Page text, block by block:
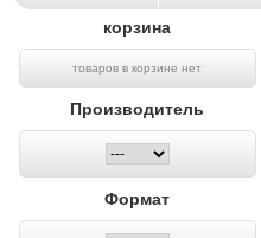
корзина
товаров в корзине нет
Производитель
Формат